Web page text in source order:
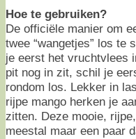
Hoe te gebruiken?
De officiële manier om
twee “wangetjes” los te
je eerst het vruchtvlees
pit nog in zit, schil je
rondom los. Lekker in
rijpe mango herken je
zitten. Deze mooie,
meestal maar een paar